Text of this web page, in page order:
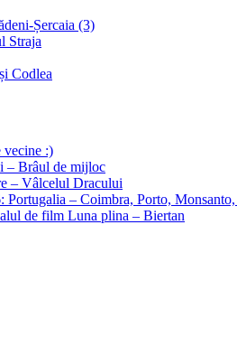
Șercaia (3)
Straja
Codlea
vecine :)
– Brâul de mijloc
– Vâlcelul Dracului
Portugalia – Coimbra, Porto,
de film Luna plina – Biertan